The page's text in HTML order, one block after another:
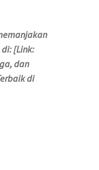
[Link:
dan
di